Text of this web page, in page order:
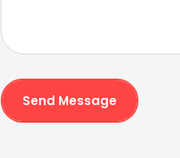
Send Message